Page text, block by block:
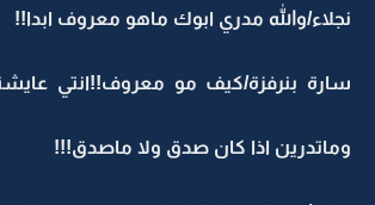
نجلاء/والله مدري ابوك ماهو معروف ابدا!!
سارة بنرفزة/كيف مو معروف!!انتي
وماتدرين اذا كان صدق ولا ماصدق!!!